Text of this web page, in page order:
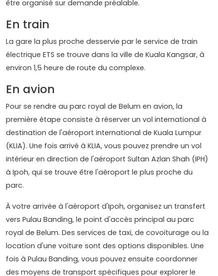
être organisé sur demande préalable.
En train
La gare la plus proche desservie par le service de train
électrique ETS se trouve dans la ville de Kuala Kangsar, à
environ 1,5 heure de route du complexe.
En avion
Pour se rendre au parc royal de Belum en avion, la
première étape consiste à réserver un vol international à
destination de l'aéroport international de Kuala Lumpur
(KLIA). Une fois arrivé à KLIA, vous pouvez prendre un vol
intérieur en direction de l'aéroport Sultan Azlan Shah (IPH)
à Ipoh, qui se trouve être l'aéroport le plus proche du
parc.
À votre arrivée à l'aéroport d'Ipoh, organisez un transfert
vers Pulau Banding, le point d'accès principal au parc
royal de Belum. Des services de taxi, de covoiturage ou la
location d'une voiture sont des options disponibles. Une
fois à Pulau Banding, vous pouvez ensuite coordonner
des moyens de transport spécifiques pour explorer le